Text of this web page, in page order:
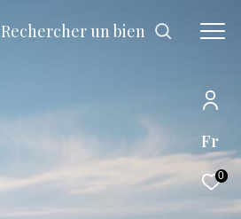
Fr
0
Rechercher un bien